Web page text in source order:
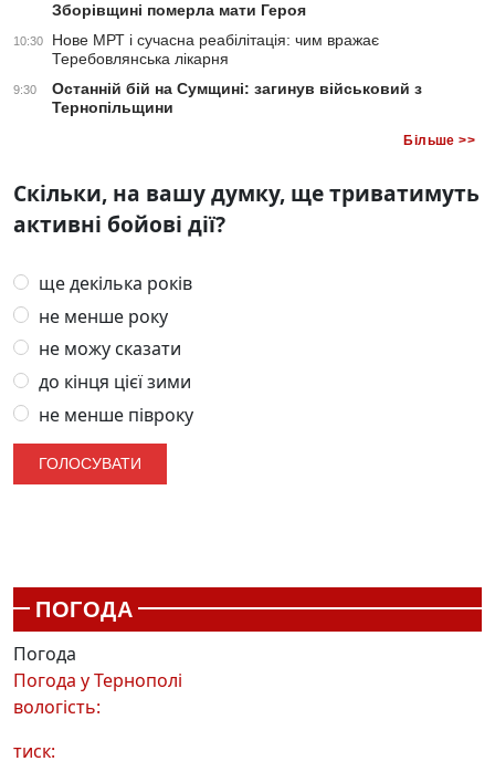
Зборівщині померла мати Героя
10:30
Нове МРТ і сучасна реабілітація: чим вражає
Теребовлянська лікарня
9:30
Останній бій на Сумщині: загинув військовий з
Тернопільщини
Більше >>
Скільки, на вашу думку, ще триватимуть
активні бойові дії?
ще декілька років
не менше року
не можу сказати
до кінця цієї зими
не менше півроку
ПОГОДА
Погода
Погода уТернополі
вологість:
тиск: